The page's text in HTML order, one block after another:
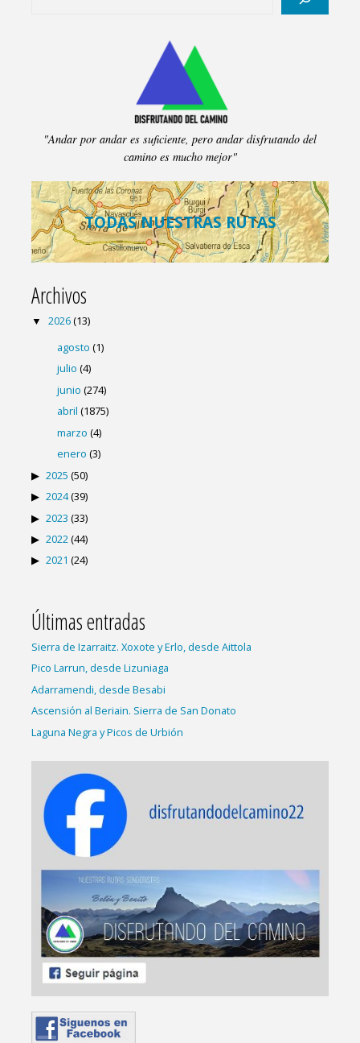
"Andar por andar es suficiente, pero andar disfrutando del
camino es mucho mejor"
TODAS NUESTRAS RUTAS
Archivos
2026(13)
agosto (1)
julio (4)
junio (274)
abril (1875)
marzo (4)
enero (3)
2025 (50)
2024(39)
2023 (33)
2022(44)
2021 (24)
Últimas entradas
Sierra de Izarraitz. Xoxote y Erlo, desde Aittola
Pico Larrun, desde Lizuniaga
Adarramendi, desde Besabi
Ascensión al Beriain. Sierra de San Donato
Laguna Negra y Picos de Urbión